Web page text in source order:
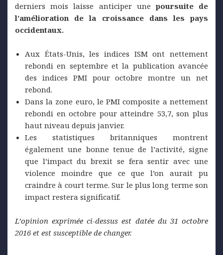
derniers mois laisse anticiper une poursuite de
l’amélioration de la croissance dans les pays
occidentaux.
Aux États-Unis, les indices ISM ont nettement
rebondi en septembre et la publication avancée
des indices PMI pour octobre montre un net
rebond.
Dans la zone euro, le PMI composite a nettement
rebondi en octobre pour atteindre 53,7, son plus
haut niveau depuis janvier.
Les statistiques britanniques montrent
également une bonne tenue de l’activité, signe
que l’impact du brexit se fera sentir avec une
violence moindre que ce que l’on aurait pu
craindre à court terme. Sur le plus long terme son
impact restera significatif.
L’opinion exprimée ci-dessus est datée du 31 octobre
2016 et est susceptible de changer.